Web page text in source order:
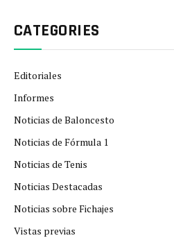
CATEGORIES
Editoriales
Informes
Noticias de Baloncesto
Noticias de Fórmula 1
Noticias de Tenis
Noticias Destacadas
Noticias sobre Fichajes
Vistas previas